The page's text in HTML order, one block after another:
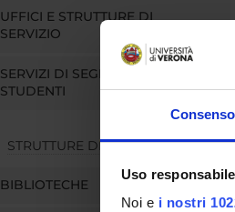
Consenso
Uso
Noi e i nostri
UFFICI E STRUTTURE DI
SERVIZIO
SERVIZI DI SEGRETERIA
STUDENTI
STRUTTURE DEL DIPARTIMENTO
BIBLIOTECHE